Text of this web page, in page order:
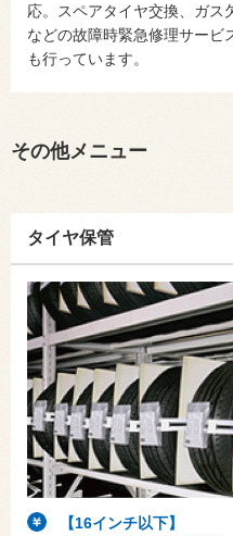
応。スペアタイヤ交換、ガス
などの故障時緊急修理サービ
も行っています。
その他メニュー
タイヤ保管
【16インチ以下】